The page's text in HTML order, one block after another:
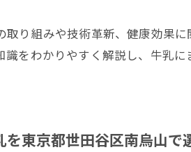
り組みや技術革新、健康効果
をわかりやすく解説し、牛乳
を東京都世田谷区南烏山で